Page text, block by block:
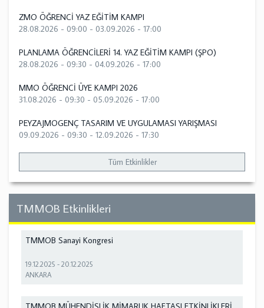
ZMO ÖĞRENCİ YAZ EĞİTİM KAMPI
28.08.2026 - 09:00 - 03.09.2026 - 17:00
PLANLAMA ÖĞRENCİLERİ 14. YAZ EĞİTİM KAMPI (ŞPO)
28.08.2026 - 09:30 - 04.09.2026 - 17:00
MMO ÖĞRENCİ ÜYE KAMPI 2026
31.08.2026 - 09:30 - 05.09.2026 - 17:00
PEYZAJMOGENÇ TASARIM VE UYGULAMASI YARIŞMASI
09.09.2026 - 09:30 - 12.09.2026 - 17:30
Tüm Etkinlikler
TMMOB Etkinlikleri
TMMOB Sanayi Kongresi
19.12.2025 -20.12.2025
ANKARA